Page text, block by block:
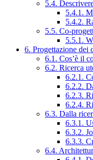
5.4.
5.4.1.
5.4.2.
5.5. Co-
5.5.1.
6. Progettazione dei
6.1. Cos’è il
6.2. Ricerca
6.2.1.
6.2.2.
6.2.3.
6.2.4.
6.3. Dalla
6.3.1.
6.3.2.
6.3.3.
6.4.